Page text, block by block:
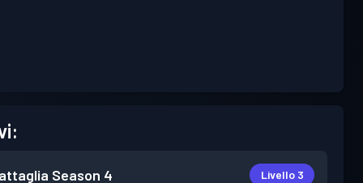
Season 4 Livello 3